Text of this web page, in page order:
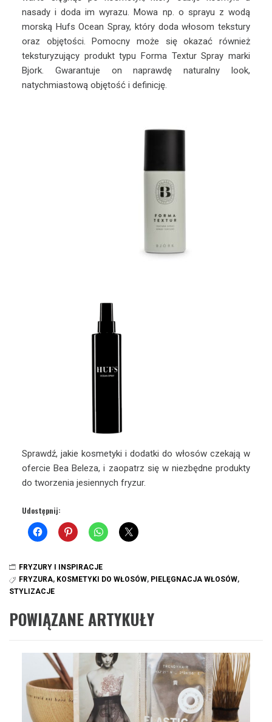
nasady i doda im wyrazu. Mowa np. o sprayu z wodą
morską Hufs Ocean Spray, który doda włosom tekstury
oraz objętości. Pomocny może się okazać również
teksturyzujący produkt typu Forma Textur Spray marki
Bjork. Gwarantuje on naprawdę naturalny look,
natychmiastową objętość i definicję.
Sprawdź, jakie kosmetyki i dodatki do włosów czekają w
ofercie Bea Beleza, i zaopatrz się w niezbędne produkty
do tworzenia jesiennych fryzur.
Udostępnij:
FRYZURY I INSPIRACJE
FRYZURA, KOSMETYKI DO WŁOSÓW, PIELĘGNACJA WŁOSÓW,
STYLIZACJE
POWIĄZANE ARTYKUŁY